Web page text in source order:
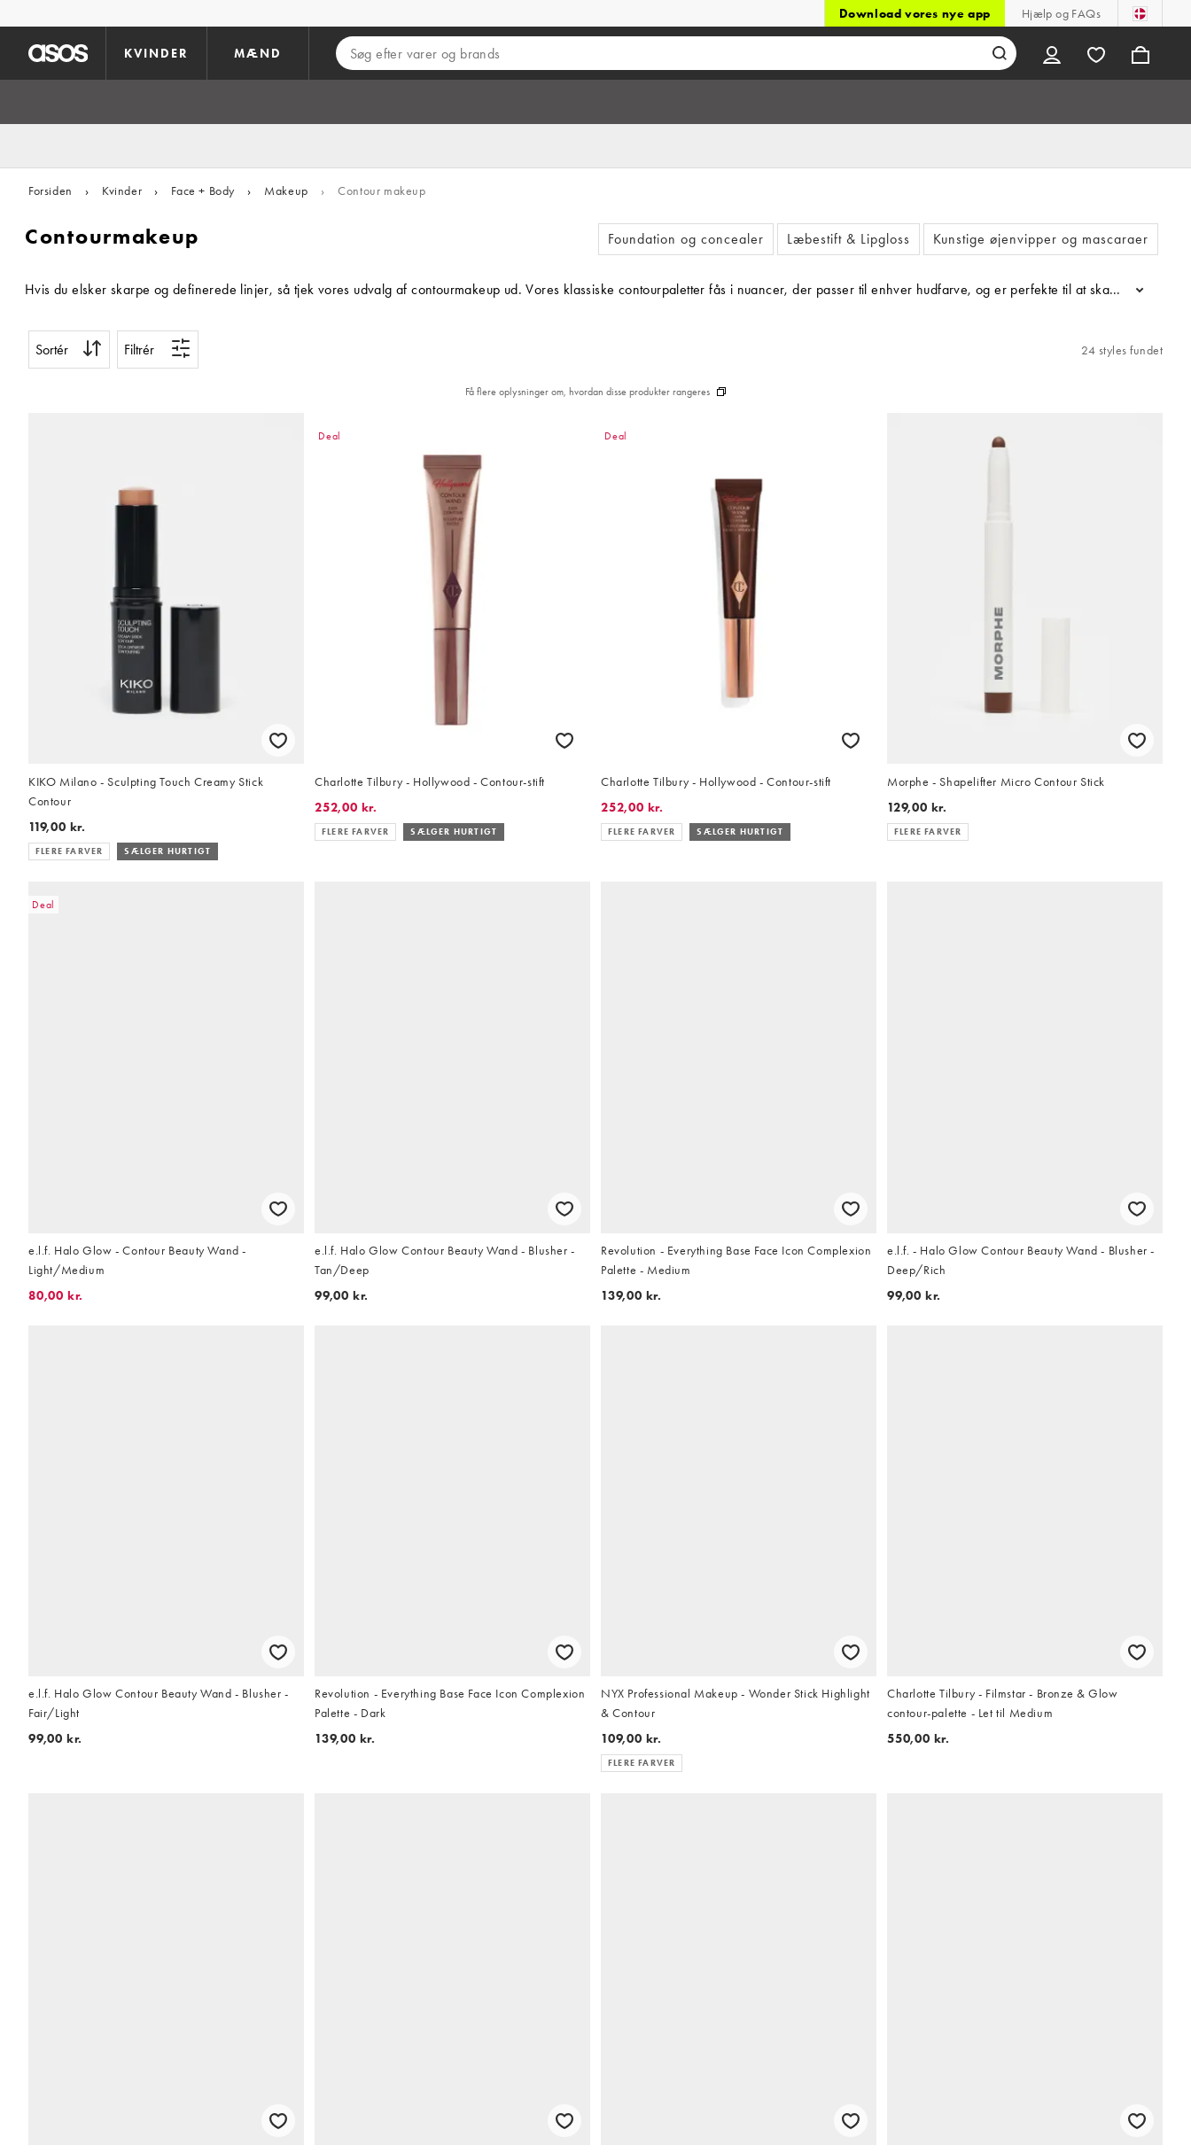
Download vores nye app Hjælp og FAQs
KVINDER MÆND
Forsiden › Kvinder › Face + Body › Makeup › Contour makeup
Contourmakeup Foundation og concealer Læbestift & Lipgloss Kunstige øjenvipper og mascaraer
Hvis du elsker skarpe og definerede linjer, så tjek vores udvalg af contourmakeup ud. Vores klassiske contourpaletter fås i nuancer, der passer til enhver hudfarve, og er perfekte til at skabe det
...
Sortér Filtrér 24 styles fundet
Få flere oplysninger om, hvordan disse produkter rangeres
KIKO Milano - Sculpting Touch Creamy Stick
Contour
119,00 kr.
FLERE FARVER SÆLGER HURTIGT
Deal
Charlotte Tilbury - Hollywood - Contour-stift
252,00 kr.
FLERE FARVER SÆLGER HURTIGT
Deal
Charlotte Tilbury - Hollywood - Contour-stift
252,00 kr.
FLERE FARVER SÆLGER HURTIGT
Morphe - Shapelifter Micro Contour Stick
129,00 kr.
FLERE FARVER
Deal
e.l.f. Halo Glow - Contour Beauty Wand -
Light/Medium
80,00 kr.
e.l.f. Halo Glow Contour Beauty Wand - Blusher -
Tan/Deep
99,00 kr.
Revolution - Everything Base Face Icon Complexion
Palette - Medium
139,00 kr.
e.l.f. - Halo Glow Contour Beauty Wand - Blusher -
Deep/Rich
99,00 kr.
e.l.f. Halo Glow Contour Beauty Wand - Blusher -
Fair/Light
99,00 kr.
Revolution - Everything Base Face Icon Complexion
Palette - Dark
139,00 kr.
NYX Professional Makeup - Wonder Stick Highlight
& Contour
109,00 kr.
FLERE FARVER
Charlotte Tilbury - Filmstar - Bronze & Glow
contour-palette - Let til Medium
550,00 kr.